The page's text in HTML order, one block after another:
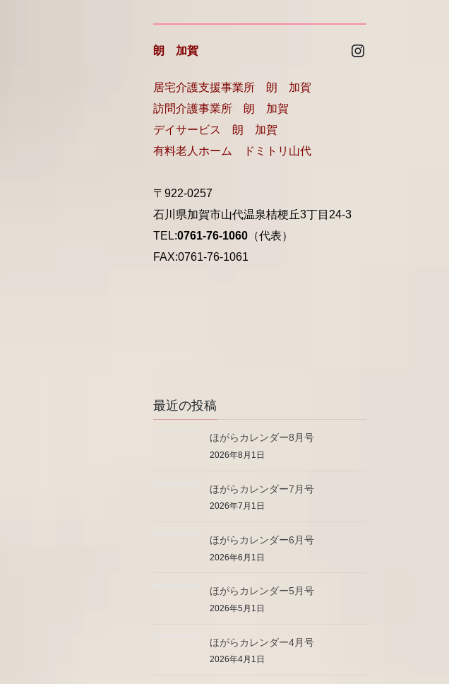
朗 加賀 Instagram
居宅介護支援事業所 朗 加賀
訪問介護事業所 朗 加賀
デイサービス 朗 加賀
有料老人ホーム ドミトリ山代
〒922-0257
石川県加賀市山代温泉桔梗丘3丁目24-3
TEL:0761-76-1060 （代表）
FAX:0761-76-1061
最近の投稿
ほがらカレンダー8月号
2026年8月1日
ほがらカレンダー7月号
2026年7月1日
ほがらカレンダー6月号
2026年6月1日
ほがらカレンダー5月号
2026年5月1日
ほがらカレンダー4月号
2026年4月1日